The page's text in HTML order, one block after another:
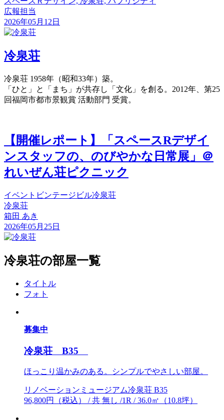
広報担当
2026年05月12日
冷泉荘
冷泉荘 1958年（昭和33年）築。
「ひと」と「まち」が共存し「文化」を創る。2012年、第25
回福岡市都市景観賞 活動部門 受賞。
【開催レポート】「スペースRデザイ
ンスタッフの、のびやかな日常展」＠
れいぜん荘ピクニック
イベント ビンテージビル冷泉荘
冷泉荘
箱田 あき
2026年05月25日
冷泉荘の部屋一覧
タイトル
フォト
募集中
冷泉荘 B35
ほっこり温かみのある。シンプルでやさしい部屋。
リノベーションミュージアム冷泉荘 B35
96,800円（税込） / 共 無し /1R / 36.0㎡（10.8坪）